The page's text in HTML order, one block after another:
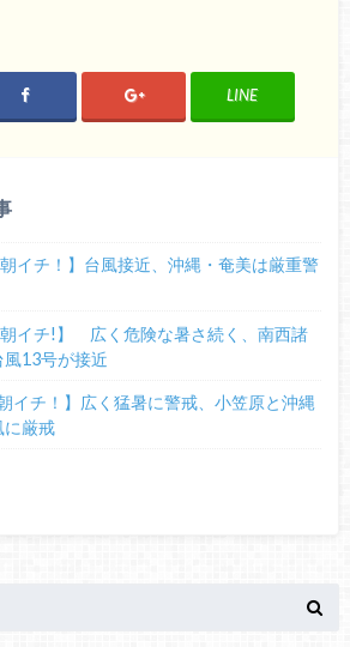
LINE
朝イチ！】台風接近、沖縄・奄美は厳重警
朝イチ!】 広く危険な暑さ続く、南西諸
風13号が接近
イチ！】広く猛暑に警戒、小笠原と沖縄
に厳戒